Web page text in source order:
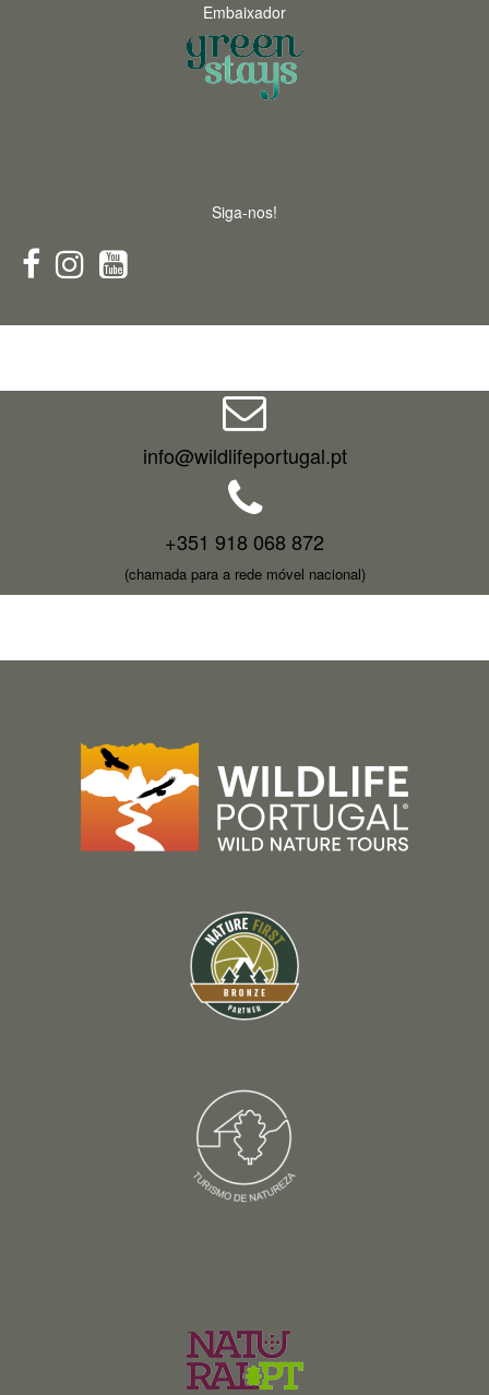
Embaixador
Siga-nos!
info@wildlifeportugal.pt
+351 918 068 872
(chamada para a rede móvel nacional)